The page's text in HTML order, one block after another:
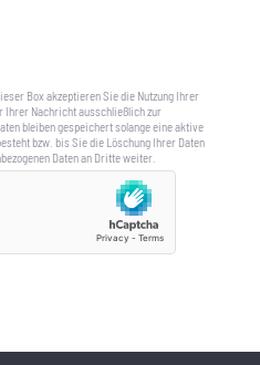
Box akzeptieren Sie die Nutzung Ihrer
Ihrer Nachricht ausschließlich zur
bleiben gespeichert solange eine aktive
bzw. bis Sie die Löschung Ihrer Daten
Daten an Dritte weiter.